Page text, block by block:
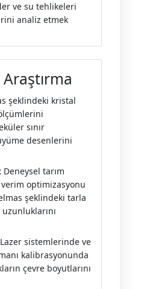
ve su tehlikeleri
analiz etmek
şeklindeki kristal
sınır
desenlerini
Deneysel tarım
verim optimizasyonu
şeklindeki tarla
Lazer sistemlerinde ve
kalibrasyonunda
çevre boyutlarını